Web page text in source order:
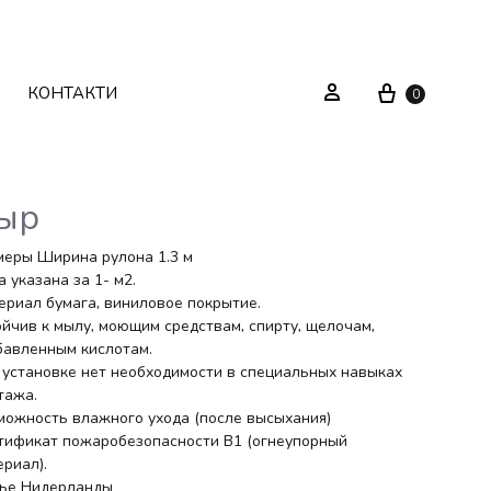
Текстиль
Декор
Вуличні меблі
Системи зберігання
Стелажі
Дзеркала
Вішаки
КОНТАКТИ Sign in Cart
0
Ширина рулона 1.3 м
указана за 1- м2.
бумага, виниловое покрытие.
к мылу, моющим средствам, спирту, щелочам,
кислотам.
нет необходимости в специальных навыках
влажного ухода (после высыхания)
пожаробезопасности В1 (огнеупорный